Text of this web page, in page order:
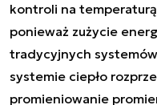
kontroli na
ponieważ zużycie
tradycyjnych
systemie ciepło
promieniowanie